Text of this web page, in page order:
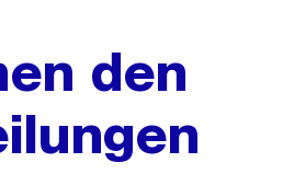
den